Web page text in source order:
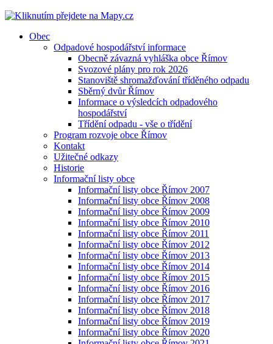
Obec
Odpadové hospodářství informace
Obecně závazná vyhláška obce Římov
Svozové plány pro rok 2026
Stanoviště shromažďování tříděného odpadu
Sběrný dvůr Římov
Informace o výsledcích odpadového
hospodářství
Třídění odpadu - vše o třídění
Program rozvoje obce Římov
Kontakt
Užitečné odkazy
Historie
Informační listy obce
Informační listy obce Římov 2007
Informační listy obce Římov 2008
Informační listy obce Římov 2009
Informační listy obce Římov 2010
Informační listy obce Římov 2011
Informační listy obce Římov 2012
Informační listy obce Římov 2013
Informační listy obce Římov 2014
Informační listy obce Římov 2015
Informační listy obce Římov 2016
Informační listy obce Římov 2017
Informační listy obce Římov 2018
Informační listy obce Římov 2019
Informační listy obce Římov 2020